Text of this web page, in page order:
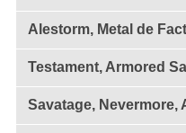
Alestorm, Metal de
Testament, Armored
Savatage, Nevermore,